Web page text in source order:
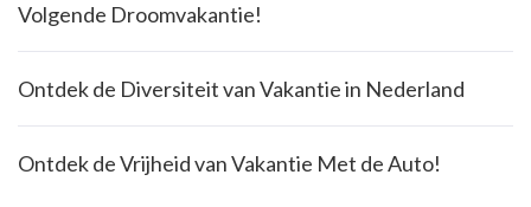
Volgende Droomvakantie!
Ontdek de Diversiteit van Vakantie in Nederland
Ontdek de Vrijheid van Vakantie Met de Auto!